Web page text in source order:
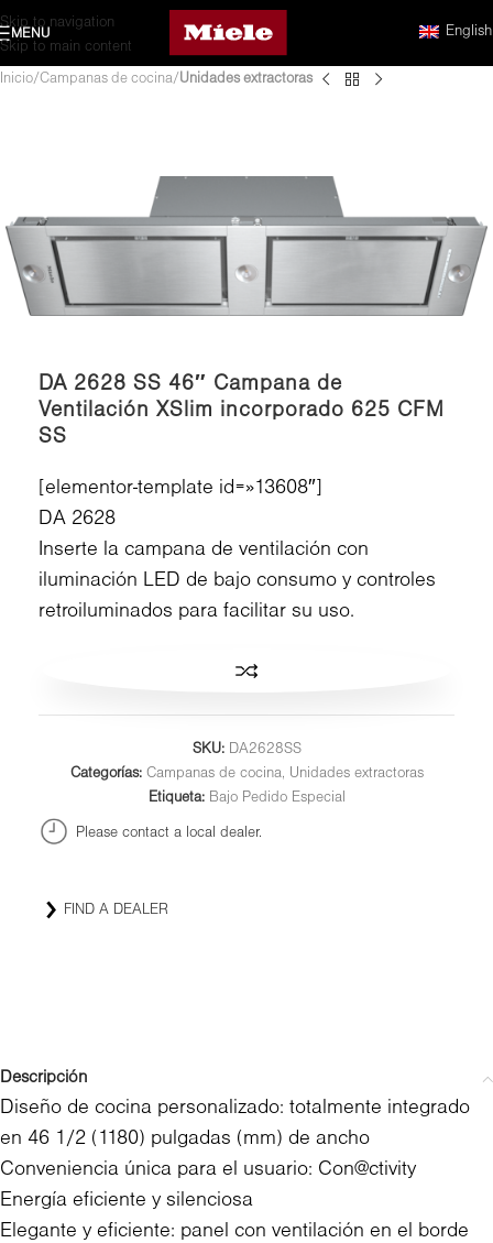
Skip to navigation
Skip to main content
MENU English
Inicio Campanas de cocina Unidades extractoras
DA 2628 SS 46″ Campana de
Ventilación XSlim incorporado 625 CFM
SS
[elementor-template id=»13608″]
DA 2628
Inserte la campana de ventilación con
iluminación LED de bajo consumo y controles
retroiluminados para facilitar su uso.
SKU:
DA2628SS
Categorías: Campanas de cocina
Unidades extractoras
Etiqueta: Bajo Pedido Especial
Please contact a local dealer.
FIND A DEALER
Descripción
Diseño de cocina personalizado: totalmente integrado
en 46 1/2 (1180) pulgadas (mm) de ancho
Conveniencia única para el usuario: Con@ctivity
Energía eficiente y silenciosa
Elegante y eficiente: panel con ventilación en el borde